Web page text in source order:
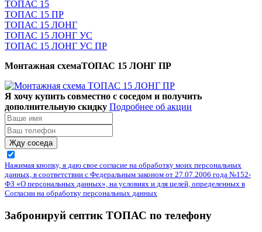
ТОПАС 15
ТОПАС 15 ПР
ТОПАС 15 ЛОНГ
ТОПАС 15 ЛОНГ УС
ТОПАС 15 ЛОНГ УС ПР
Монтажная схемаТОПАС 15 ЛОНГ ПР
Я хочу купить совместно с соседом и получить
дополнительную скидку Подробнее об акции
Жду соседа
Нажимая кнопку, я даю свое согласие на обработку моих персональных
данных, в соответствии с Федеральным законом от 27.07.2006 года №152-
ФЗ «О персональных данных», на условиях и для целей, определенных в
Согласии на обработку персональных данных
Забронируй септик ТОПАС по телефону